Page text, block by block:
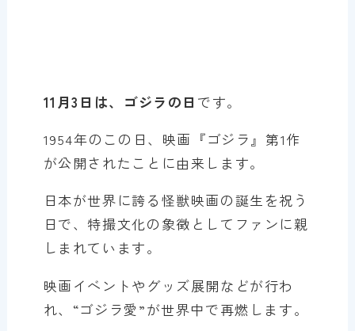
11月3日は、ゴジラの日 です。
1954年のこの日、映画『ゴジラ』第1作
が公開されたことに由来します。
日本が世界に誇る怪獣映画の誕生を祝う
日で、特撮文化の象徴としてファンに親
しまれています。
映画イベントやグッズ展開などが行わ
れ、“ゴジラ愛”が世界中で再燃します。